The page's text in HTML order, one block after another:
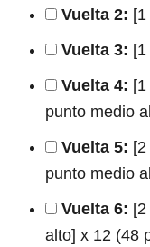
Vuelta 2:
Vuelta 3:
Vuelta 4:
punto medio
Vuelta 5:
punto medio
Vuelta 6:
alto] x 12 (48